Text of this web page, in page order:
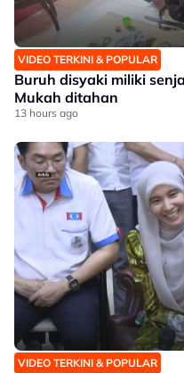
VIDEO TERKINI & POPULAR
Buruh disyaki miliki
Mukah ditahan
13 hours ago
VIDEO TERKINI & POPULAR